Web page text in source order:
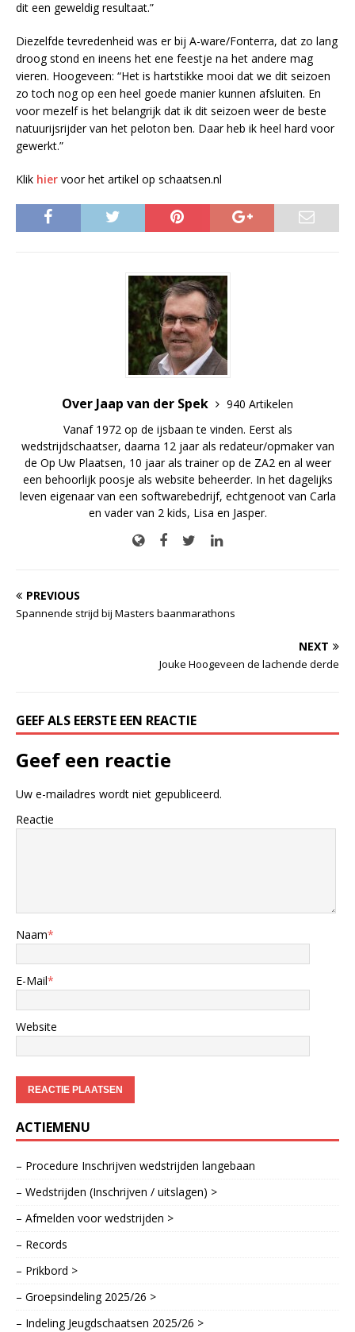
dit een geweldig resultaat.”
Diezelfde tevredenheid was er bij A-ware/Fonterra, dat zo lang
droog stond en ineens het ene feestje na het andere mag
vieren. Hoogeveen: “Het is hartstikke mooi dat we dit seizoen
zo toch nog op een heel goede manier kunnen afsluiten. En
voor mezelf is het belangrijk dat ik dit seizoen weer de beste
natuurijsrijder van het peloton ben. Daar heb ik heel hard voor
gewerkt.”
Klik hier voor het artikel op schaatsen.nl
Over Jaap van der Spek
940 Artikelen
Vanaf 1972 op de ijsbaan te vinden. Eerst als
wedstrijdschaatser, daarna 12 jaar als redateur/opmaker van
de Op Uw Plaatsen, 10 jaar als trainer op de ZA2 en al weer
een behoorlijk poosje als website beheerder. In het dagelijks
leven eigenaar van een softwarebedrijf, echtgenoot van Carla
en vader van 2 kids, Lisa en Jasper.
PREVIOUS
Spannende strijd bij Masters baanmarathons
NEXT
Jouke Hoogeveen de lachende derde
GEEF ALS EERSTE EEN REACTIE
Geef een reactie
Uw e-mailadres wordt niet gepubliceerd.
Reactie
Naam*
E-Mail*
Website
ACTIEMENU
– Procedure Inschrijven wedstrijden langebaan
– Wedstrijden (Inschrijven / uitslagen) >
– Afmelden voor wedstrijden >
– Records
– Prikbord >
– Groepsindeling 2025/26 >
– Indeling Jeugdschaatsen 2025/26 >